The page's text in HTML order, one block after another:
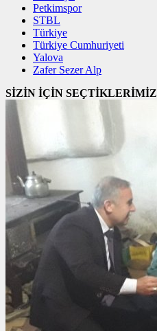
Petkimspor
STBL
Türkiye
Türkiye Cumhuriyeti
Yalova
Zafer Sezer Alp
SİZİN İÇİN SEÇTİKLERİMİZ